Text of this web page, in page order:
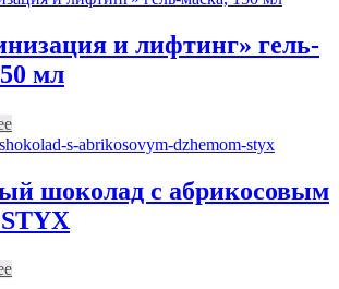
и лифтинг» гель-
мл
шоколад с абрикосовым